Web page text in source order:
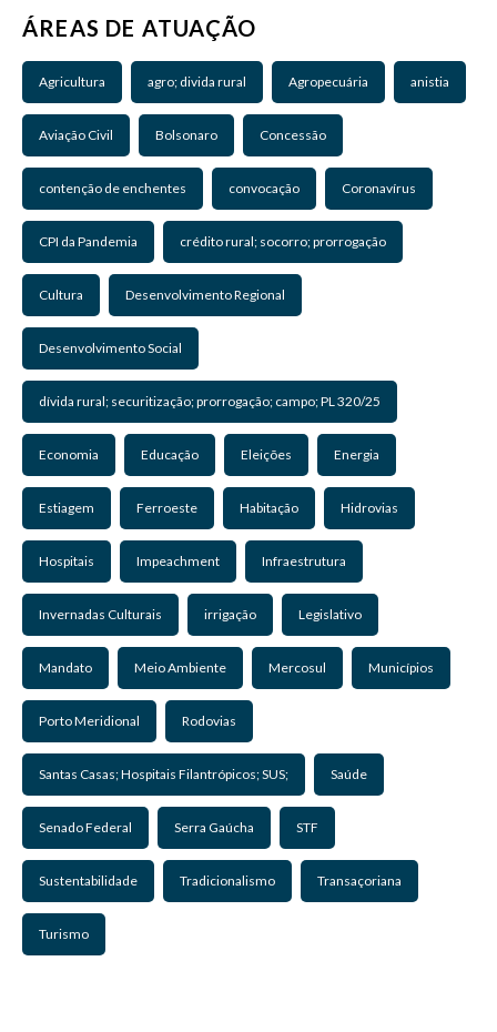
ÁREAS DE ATUAÇÃO
Agricultura agro; divida rural Agropecuária anistia
Aviação Civil Bolsonaro Concessão
contenção de enchentes convocação Coronavírus
CPI da Pandemia crédito rural; socorro; prorrogação
Cultura Desenvolvimento Regional
Desenvolvimento Social
dívida rural; securitização; prorrogação; campo; PL 320/25
Economia Educação Eleições Energia
Estiagem Ferroeste Habitação Hidrovias
Hospitais Impeachment Infraestrutura
Invernadas Culturais irrigação Legislativo
Mandato Meio Ambiente Mercosul Municípios
Porto Meridional Rodovias
Santas Casas; Hospitais Filantrópicos; SUS; Saúde
Senado Federal Serra Gaúcha STF
Sustentabilidade Tradicionalismo Transaçoriana
Turismo